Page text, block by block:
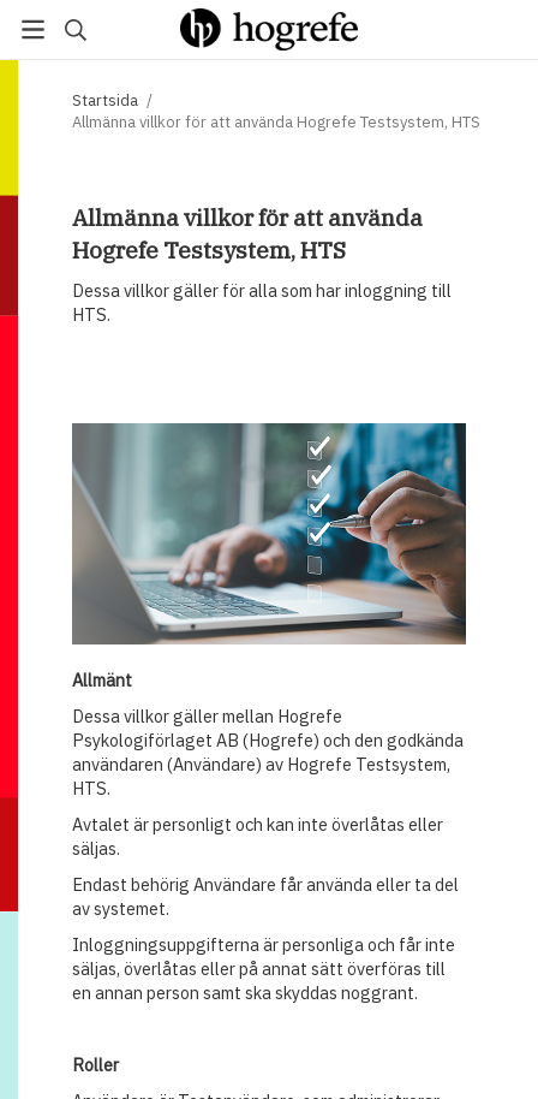
Startsida /
Allmänna villkor för att använda Hogrefe Testsystem, HTS
Allmänna villkor för att använda
Hogrefe Testsystem, HTS
Dessa villkor gäller för alla som har inloggning till
HTS.
Allmänt
Dessa villkor gäller mellan Hogrefe
Psykologiförlaget AB (Hogrefe) och den godkända
användaren (Användare) av Hogrefe Testsystem,
HTS.
Avtalet är personligt och kan inte överlåtas eller
säljas.
Endast behörig Användare får använda eller ta del
av systemet.
Inloggningsuppgifterna är personliga och får inte
säljas, överlåtas eller på annat sätt överföras till
en annan person samt ska skyddas noggrant.
Roller